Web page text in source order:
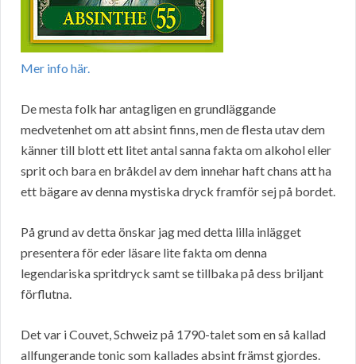
Mer info här.
De mesta folk har antagligen en grundläggande
medvetenhet om att absint finns, men de flesta utav dem
känner till blott ett litet antal sanna fakta om alkohol eller
sprit och bara en bråkdel av dem innehar haft chans att ha
ett bägare av denna mystiska dryck framför sej på bordet.
På grund av detta önskar jag med detta lilla inlägget
presentera för eder läsare lite fakta om denna
legendariska spritdryck samt se tillbaka på dess briljant
förflutna.
Det var i Couvet, Schweiz på 1790-talet som en så kallad
allfungerande tonic som kallades absint främst gjordes.